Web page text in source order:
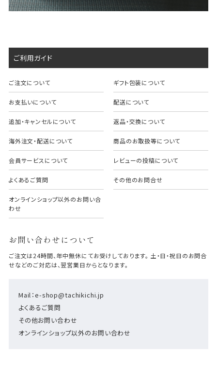
ご利用ガイド
ご注文について ギフト包装について
お支払いについて 配送について
追加・キャンセルについて 返品・交換について
海外注文・配送について 商品のお取扱等について
会員サービスについて レビューの投稿について
よくあるご質問 その他のお問合せ
オンラインショップ以外のお問い合
わせ
お問い合わせについて
Mail：e-shop@tachikichi.jp
よくあるご質問
その他お問い合わせ
オンラインショップ以外のお問い合わせ
ご注文は24時間、年中無休にてお受けしております。 土・日・祝日のお問合
せなどのご対応は、翌営業日からとなります。